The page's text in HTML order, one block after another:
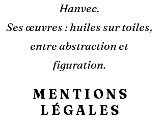
Hanvec.
Ses œuvres : huiles sur toiles,
entre abstraction et
figuration.
MENTIONS
LÉGALES